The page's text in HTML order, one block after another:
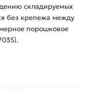
складируемых
без крепежа между
порошковое